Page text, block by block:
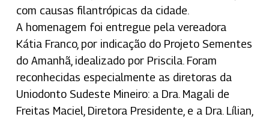
com causas filantrópicas da cidade.
A homenagem foi entregue pela vereadora
Kátia Franco, por indicação do Projeto Sementes
do Amanhã, idealizado por Priscila. Foram
reconhecidas especialmente as diretoras da
Uniodonto Sudeste Mineiro: a Dra. Magali de
Freitas Maciel, Diretora Presidente, e a Dra. Lílian,